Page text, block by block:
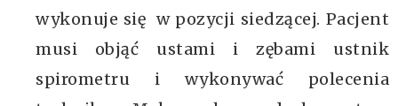
wykonuje się w pozycji siedzącej. Pacjent
musi objąć ustami i zębami ustnik
spirometru i wykonywać polecenia